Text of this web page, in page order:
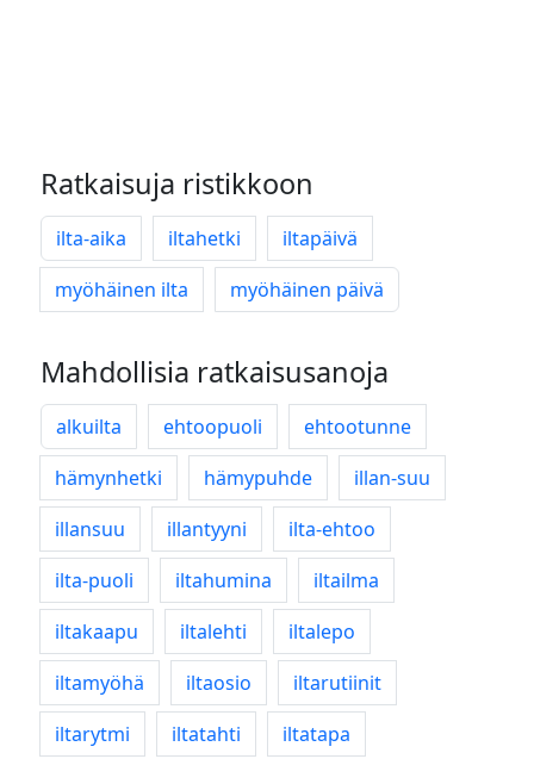
Ratkaisuja ristikkoon
ilta-aika iltahetki
iltapäivä
myöhäinen ilta
myöhäinen päivä
Mahdollisia ratkaisusanoja
alkuilta ehtoopuoli
ehtootunne
hämynhetki
hämypuhde
illan-suu
illansuu
illantyyni
ilta-ehtoo
ilta-puoli
iltahumina
iltailma
iltakaapu
iltalehti
iltalepo
iltamyöhä
iltaosio
iltarutiinit
iltarytmi
iltatahti iltatapa